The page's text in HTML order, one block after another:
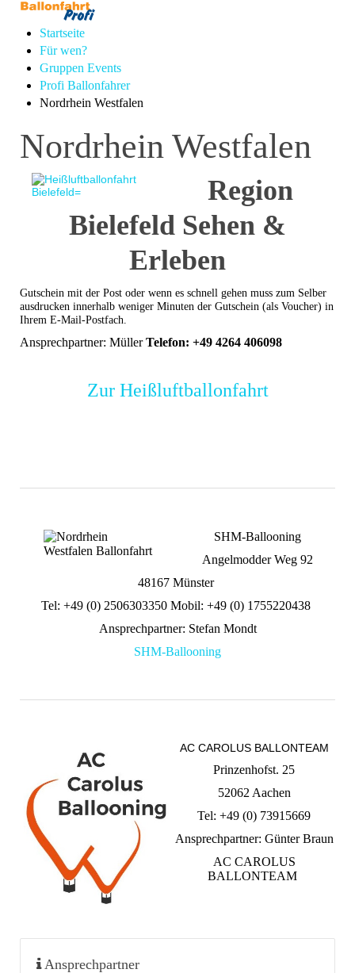
Startseite
Für wen?
Gruppen Events
Profi Ballonfahrer
Nordrhein Westfalen
Nordrhein Westfalen
Region
Bielefeld Sehen &
Erleben
Gutschein mit der Post oder wenn es schnell gehen muss zum Selber
ausdrucken innerhalb weniger Minuten der Gutschein (als Voucher) in
Ihrem E-Mail-Postfach.
Ansprechpartner: MüllerTelefon: +49 4264 406098
Zur Heißluftballonfahrt
SHM-Ballooning
Angelmodder Weg 92
48167 Münster
Tel: +49 (0) 2506303350 Mobil: +49 (0) 1755220438
Ansprechpartner: Stefan Mondt
SHM-Ballooning
AC CAROLUS BALLONTEAM
Prinzenhofst. 25
52062 Aachen
Tel: +49 (0) 73915669
Ansprechpartner: Günter Braun
AC CAROLUS
BALLONTEAM
Ansprechpartner